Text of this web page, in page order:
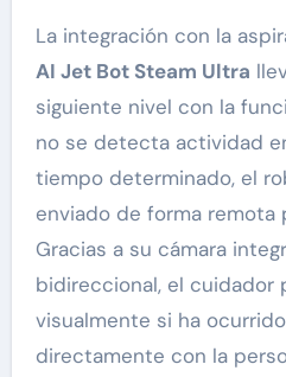
La integración con la
AI Jet Bot Steam Ultra
siguiente nivel con la
no se detecta actividad
tiempo determinado, el
enviado de forma remota
Gracias a su cámara
bidireccional, el cuidador
visualmente si ha
directamente con la